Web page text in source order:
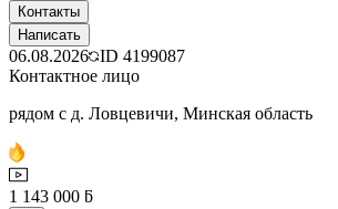
Контакты
Написать
06.08.2026 ID 4199087
Контактное лицо
рядом с д. Ловцевичи, Минская область
1 143 000 ƃ